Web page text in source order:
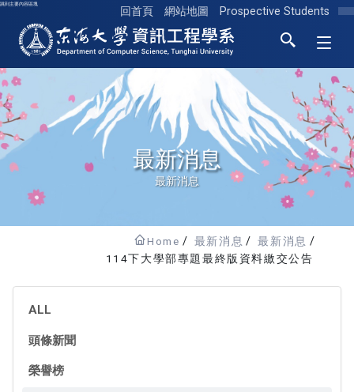
跳到主要內容區塊
回首頁 網站地圖 Prospective Students
東海大學logo
最新消息
最新消息
Home 最新消息
最新消息
114下大學部專題最終版資料繳交公告
ALL
頭條新聞
榮譽榜